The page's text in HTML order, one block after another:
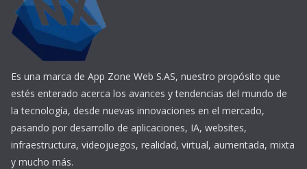
Es una marca de App Zone Web S.AS, nuestro propósito que
estés enterado acerca los avances y tendencias del mundo de
la tecnología, desde nuevas innovaciones en el mercado,
pasando por desarrollo de aplicaciones, IA, websites,
infraestructura, videojuegos, realidad, virtual, aumentada, mixta
y mucho más.